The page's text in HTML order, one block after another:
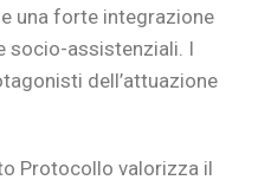
una forte integrazione
socio-assistenziali. I
dell’attuazione
Protocollo valorizza il